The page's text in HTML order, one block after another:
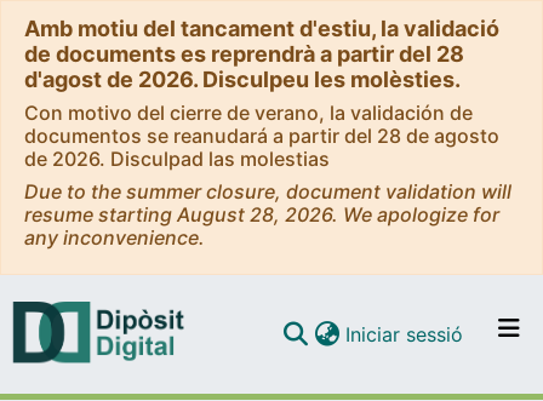
Amb motiu del tancament d'estiu, la validació
de documents es reprendrà a partir del 28
d'agost de 2026. Disculpeu les molèsties.
Con motivo del cierre de verano, la validación de
documentos se reanudará a partir del 28 de agosto
de 2026. Disculpad las molestias
Due to the summer closure, document validation will
resume starting August 28, 2026. We apologize for
any inconvenience.
Iniciar sessió (current)